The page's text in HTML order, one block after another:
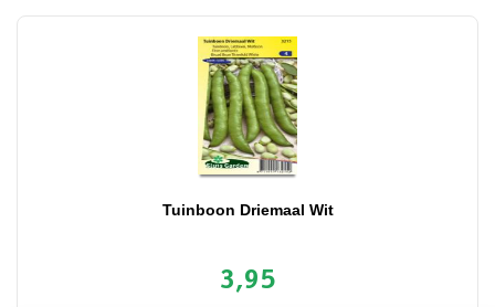
Tuinboon Driemaal Wit
3,95